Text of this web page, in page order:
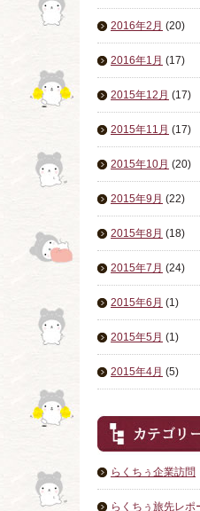
2016年2月 (20)
2016年1月 (17)
2015年12月 (17)
2015年11月 (17)
2015年10月 (20)
2015年9月 (22)
2015年8月 (18)
2015年7月 (24)
2015年6月 (1)
2015年5月 (1)
2015年4月 (5)
らくちぅ企業訪問
らくちぅ旅先レポ